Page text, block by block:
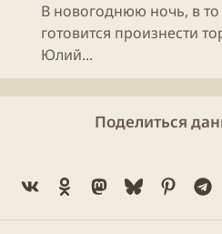
В новогоднюю ночь, в
готовится произнести
Юлий...
Поделиться
Vk Ok Mastodon
Bluesky